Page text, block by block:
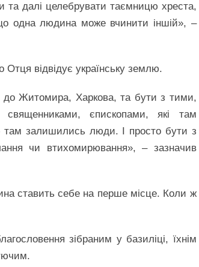
та далі целебрувати таємницю хреста,
одна людина може вчинити іншій», –
Отця відвідує українську землю.
Житомира, Харкова, та бути з тими,
єпископами, які там
залишились люди. І просто бути з
чи втихомирювання», – зазначив
ставить себе на перше місце. Коли ж
зібраним у базиліці, їхнім